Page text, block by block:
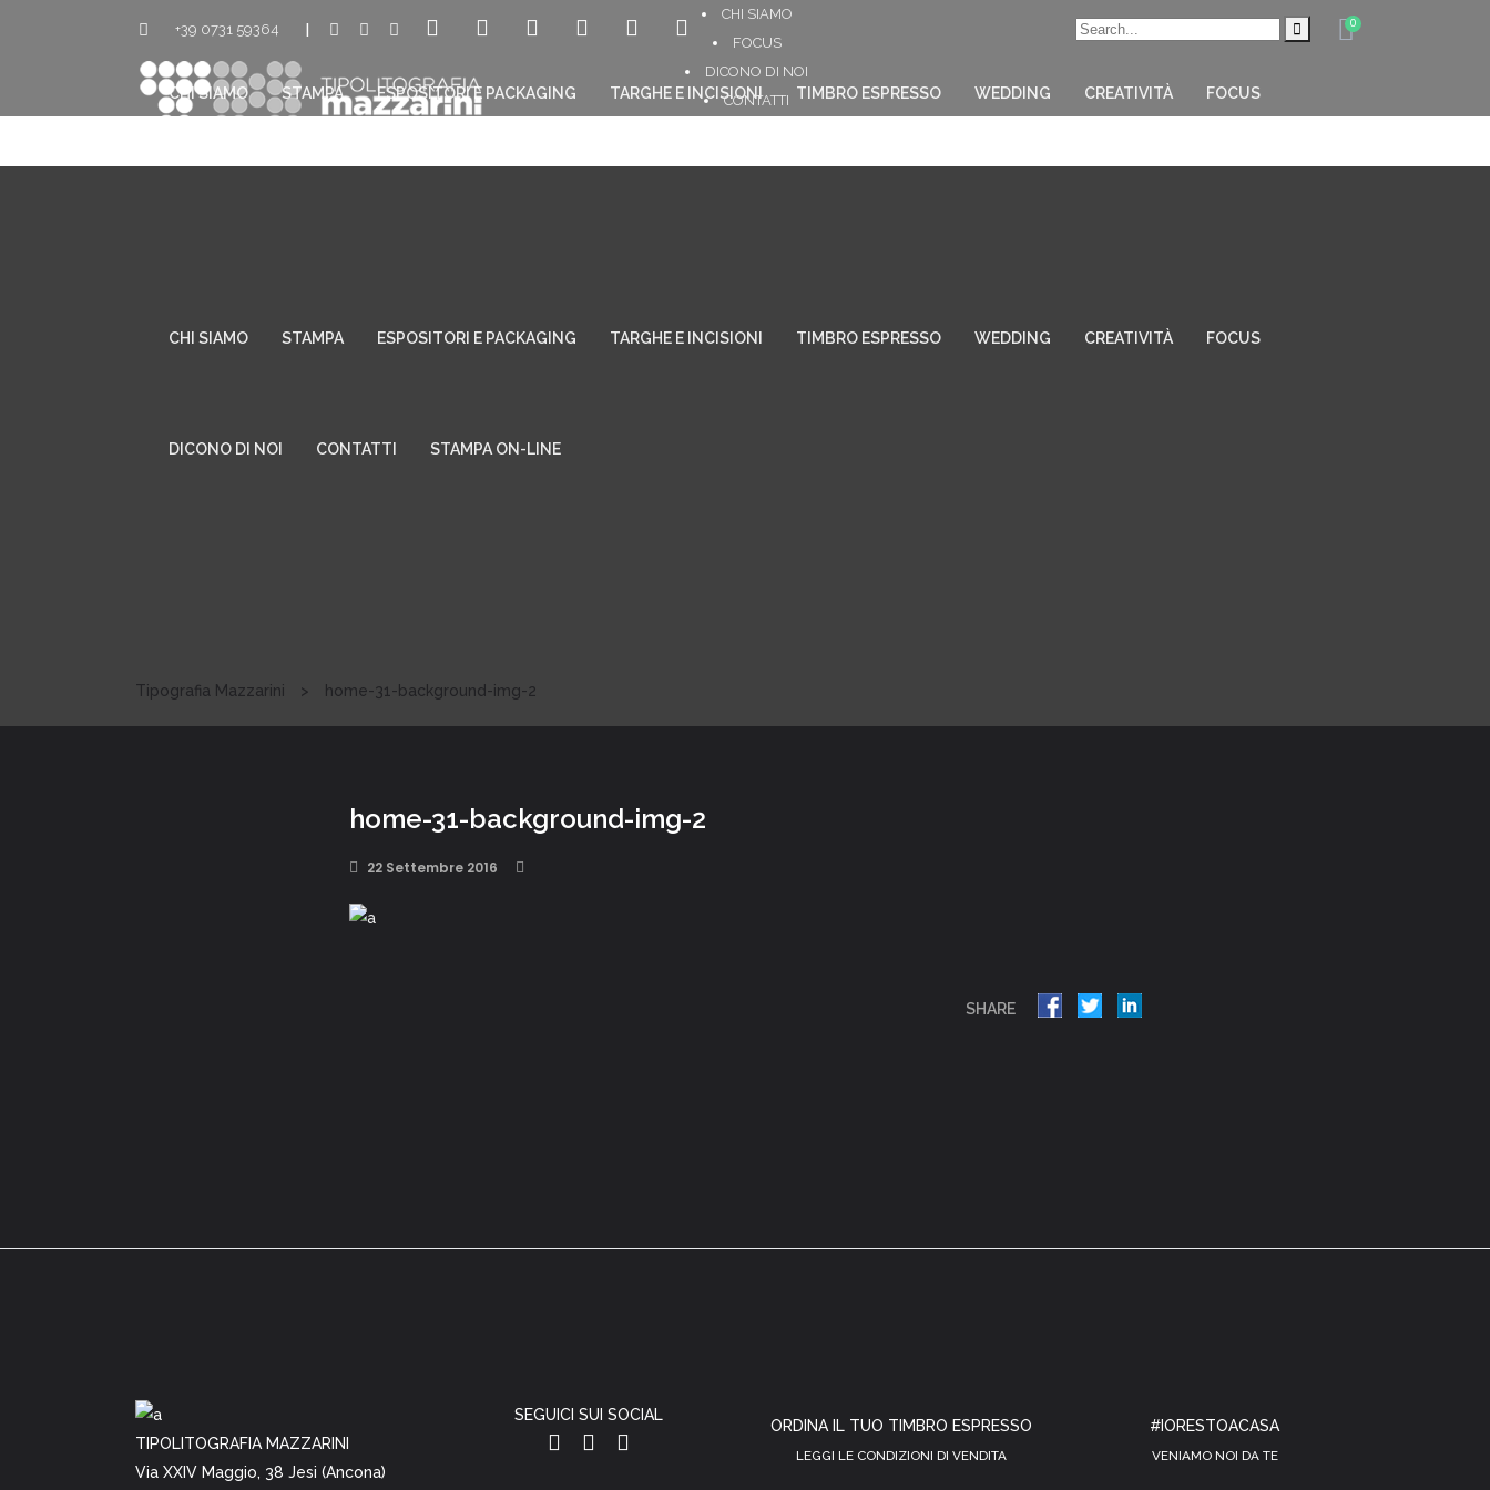
+39 0731 59364
CHI SIAMO
FOCUS
DICONO DI NOI
CONTATTI
0
CHI SIAMO STAMPA ESPOSITORI E PACKAGING TARGHE E INCISIONI TIMBRO ESPRESSO WEDDING CREATIVITÀ FOCUS
DICONO DI NOI CONTATTI STAMPA ON-LINE
CHI SIAMO STAMPA ESPOSITORI E PACKAGING TARGHE E INCISIONI TIMBRO ESPRESSO WEDDING CREATIVITÀ FOCUS
Tipografia Mazzarini > home-31-background-img-2
home-31-background-img-2
22 Settembre 2016
SHARE
TIPOLITOGRAFIA MAZZARINI
Via XXIV Maggio, 38 Jesi (Ancona)
SEGUICI SUI SOCIAL
ORDINA IL TUO TIMBRO ESPRESSO
LEGGI LE CONDIZIONI DI VENDITA
#IORESTOACASA
VENIAMO NOI DA TE